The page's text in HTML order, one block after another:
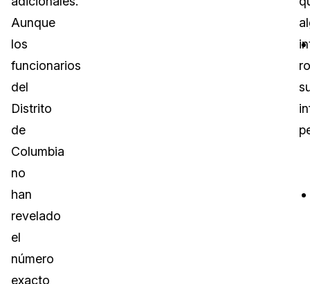
Aunque
los
funcionarios
del
Distrito
de
Columbia
no
han
revelado
el
número
exacto